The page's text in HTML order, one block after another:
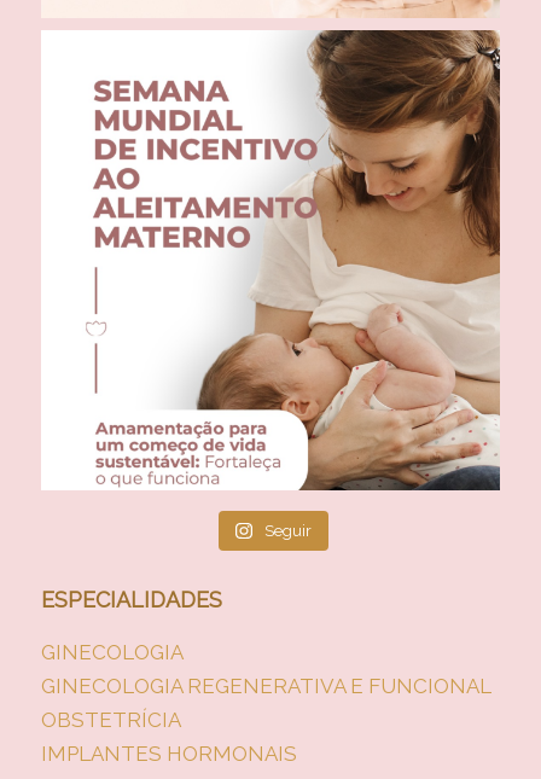
Seguir
ESPECIALIDADES
GINECOLOGIA
GINECOLOGIA REGENERATIVA E FUNCIONAL
OBSTETRÍCIA
IMPLANTES HORMONAIS